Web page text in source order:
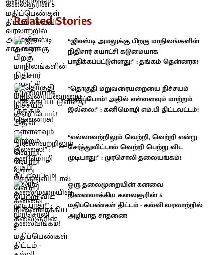
Related Stories
“ஜிஎஸ்டி அமலுக்கு பிறகு மாநிலங்களின்
நிதிசார் சுயாட்சி கடுமையாக
பாதிக்கப்பட்டுள்ளது!” : தங்கம் தென்னரசு!
“தொகுதி மறுவரையறையை நிச்சயம்
எதிர்ப்போம்! அதில் எள்ளளவும் மாற்றம்
இல்லை!” : கனிமொழி எம்.பி திட்டவட்டம்!
“எல்லாவற்றிலும் வெற்றி, வெற்றி என்று
சேர்த்துவிட்டால் வெற்றி பெற்று விட
முடியாது!” : முரசொலி தலையங்கம்!
ஒரு தலைமுறையின் கனவை
நினைவாக்கிய கலைஞரின் 5
மதிப்பெண்கள் திட்டம் - கல்வி வரலாற்றில்
அழியாத சாதனை!